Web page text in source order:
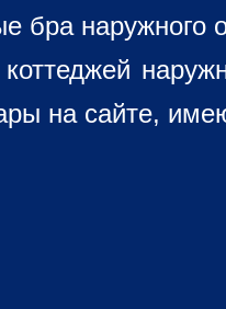
бра наружного
на сайте,